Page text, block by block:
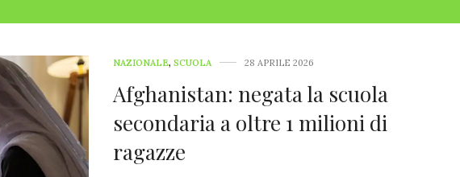
NAZIONALE, SCUOLA 28 APRILE 2026
Afghanistan: negata la scuola
secondaria a oltre 1 milioni di
ragazze